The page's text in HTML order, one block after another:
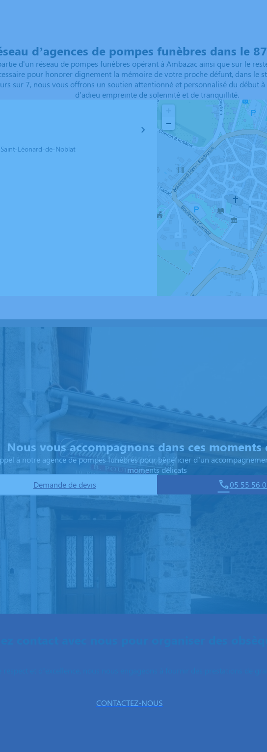
d’agences de pompes funèbres dans le
d'un réseau de pompes funèbres opérant à Ambazac ainsi que sur le
pour honorer dignement la mémoire de votre proche défunt, dans le
sur 7, nous vous offrons un soutien attentionné et personnalisé du début
d'adieu empreinte de solennité et de tranquillité.
Léonard-de-Noblat
−
Nous vous accompagnons dans ces moments
à notre agence de pompes funèbres pour bénéficier d’un
moments délicats
Demande de devis
05 55 56
CONTACTEZ-NOUS